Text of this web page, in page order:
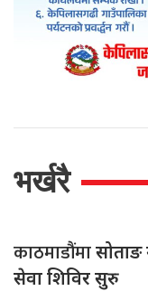
भर्खरै
काठमाडौंमासोताङ
सेवा शिविर सुरु